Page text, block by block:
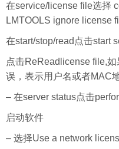
在service/license file选择
LMTOOLS ignore license
在start/stop/read点击start
点击ReReadlicense file,
误，表示用户名或者MAC
– 在server status点击
启动软件
– 选择Use a network